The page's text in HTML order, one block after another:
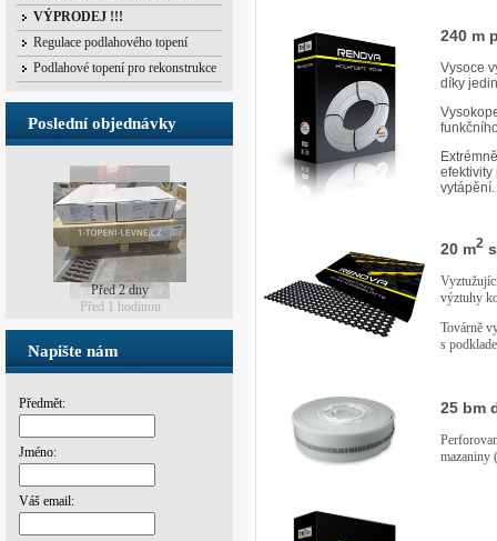
VÝPRODEJ !!!
Regulace podlahového topení
Podlahové topení pro rekonstrukce
Poslední objednávky
Před 2 dny
Napište nám
Předmět:
Jméno:
Váš email:
240 m
Vysoce
díky
efektivity
vytápění.
20 m2
výztuhy
Továrně
s
25 bm
mazaniny